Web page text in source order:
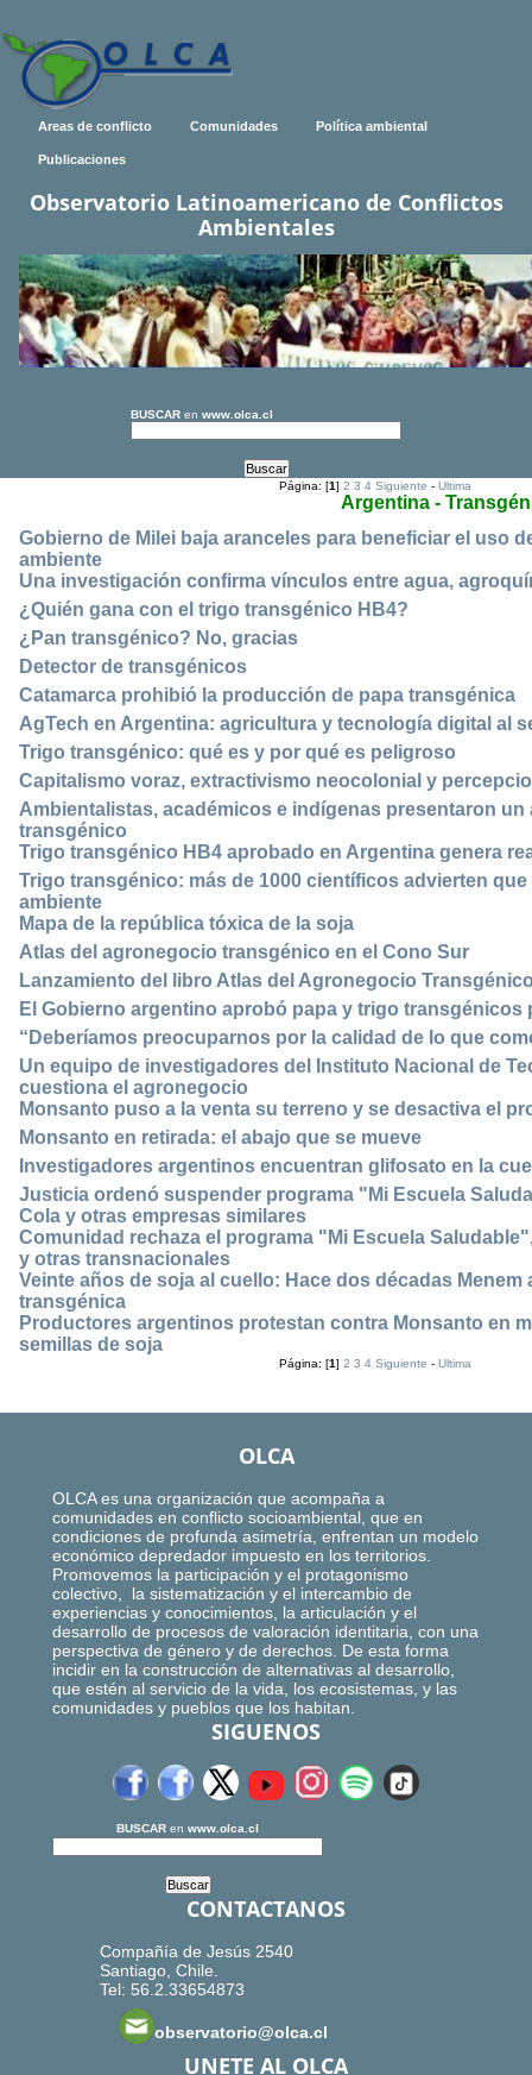
Areas de conflicto Comunidades Política ambiental
Publicaciones
Observatorio Latinoamericano de Conflictos
Ambientales
BUSCAR en www.olca.cl
Página: [1]2 3 4 Siguiente -Ultima
Argentina -
Gobierno de Milei baja aranceles para beneficiar el uso
ambiente
Una investigación confirma vínculos entre agua,
¿Quién gana con el trigo transgénico HB4?
¿Pan transgénico? No, gracias
Detector de transgénicos
Catamarca prohibió la producción de papa transgénica
AgTech en Argentina: agricultura y tecnología digital al
Trigo transgénico: qué es y por qué es peligroso
Capitalismo voraz, extractivismo neocolonial y
Ambientalistas, académicos e indígenas presentaron
transgénico
Trigo transgénico HB4 aprobado en Argentina genera
Trigo transgénico: más de 1000 científicos advierten
ambiente
Mapa de la república tóxica de la soja
Atlas del agronegocio transgénico en el Cono Sur
Lanzamiento del libro Atlas del Agronegocio
El Gobierno argentino aprobó papa y trigo transgénicos
“Deberíamos preocuparnos por la calidad de lo que
Un equipo de investigadores del Instituto Nacional de
cuestiona el agronegocio
Monsanto puso a la venta su terreno y se desactiva el
Monsanto en retirada: el abajo que se mueve
Investigadores argentinos encuentran glifosato en la
Justicia ordenó suspender programa "Mi Escuela
Cola y otras empresas similares
Comunidad rechaza el programa "Mi Escuela
y otras transnacionales
Veinte años de soja al cuello: Hace dos décadas
transgénica
Productores argentinos protestan contra Monsanto en
semillas de soja
Página: [1]2 3 4 Siguiente -Ultima
OLCA
OLCA es una organización que acompaña a
comunidades en conflicto socioambiental, que en
condiciones de profunda asimetría, enfrentan un modelo
económico depredador impuesto en los territorios.
Promovemos la participación y el protagonismo
colectivo, la sistematización y el intercambio de
experiencias y conocimientos, la articulación y el
desarrollo de procesos de valoración identitaria, con una
perspectiva de género y de derechos. De esta forma
incidir en la construcción de alternativas al desarrollo,
que estén al servicio de la vida, los ecosistemas, y las
comunidades y pueblos que los habitan.
SIGUENOS
BUSCAR en www.olca.cl
CONTACTANOS
Compañía de Jesús 2540
Santiago, Chile.
Tel: 56.2.33654873
observatorio@olca.cl
UNETE AL OLCA